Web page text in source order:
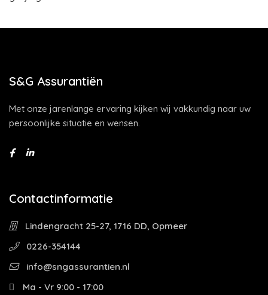
S&G Assurantiën
Met onze jarenlange ervaring kijken wij vakkundig naar uw
persoonlijke situatie en wensen.
Contactinformatie
Lindengracht 25-27, 1716 DD, Opmeer
0226-354144
info@sngassurantien.nl
Ma - Vr 9:00 - 17:00